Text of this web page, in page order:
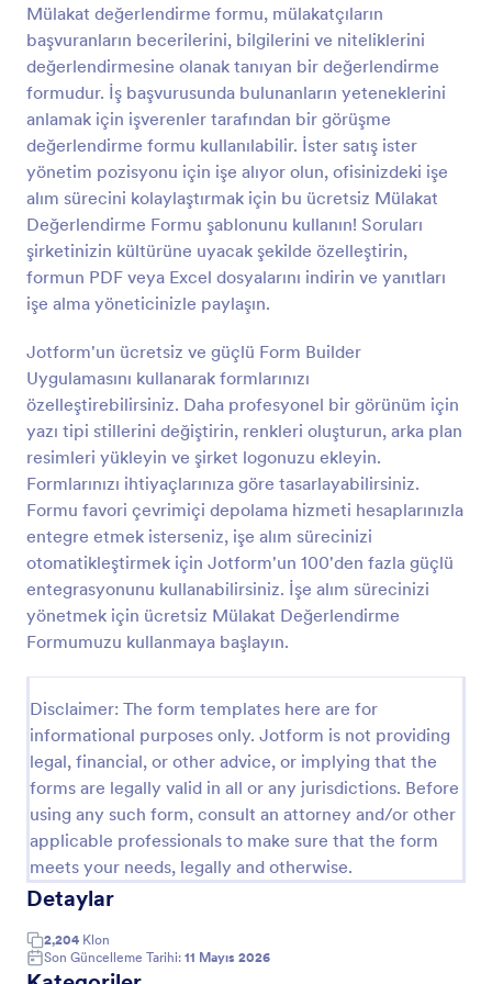
Mülakat değerlendirme formu, mülakatçıların
başvuranların becerilerini, bilgilerini ve niteliklerini
değerlendirmesine olanak tanıyan bir değerlendirme
formudur. İş başvurusunda bulunanların yeteneklerini
anlamak için işverenler tarafından bir görüşme
değerlendirme formu kullanılabilir. İster satış ister
yönetim pozisyonu için işe alıyor olun, ofisinizdeki işe
alım sürecini kolaylaştırmak için bu ücretsiz Mülakat
Değerlendirme Formu şablonunu kullanın! Soruları
şirketinizin kültürüne uyacak şekilde özelleştirin,
formun PDF veya Excel dosyalarını indirin ve yanıtları
işe alma yöneticinizle paylaşın.
Jotform'un ücretsiz ve güçlü Form Builder
Uygulamasını kullanarak formlarınızı
özelleştirebilirsiniz. Daha profesyonel bir görünüm için
yazı tipi stillerini değiştirin, renkleri oluşturun, arka plan
resimleri yükleyin ve şirket logonuzu ekleyin.
Formlarınızı ihtiyaçlarınıza göre tasarlayabilirsiniz.
Formu favori çevrimiçi depolama hizmeti hesaplarınızla
entegre etmek isterseniz, işe alım sürecinizi
otomatikleştirmek için Jotform'un 100'den fazla güçlü
entegrasyonunu kullanabilirsiniz. İşe alım sürecinizi
yönetmek için ücretsiz Mülakat Değerlendirme
Formumuzu kullanmaya başlayın.
Disclaimer: The form templates here are for
informational purposes only. Jotform is not providing
legal, financial, or other advice, or implying that the
forms are legally valid in all or any jurisdictions. Before
using any such form, consult an attorney and/or other
applicable professionals to make sure that the form
meets your needs, legally and otherwise.
Detaylar
2,204 Klon
Son Güncelleme Tarihi: 11 Mayıs 2026
Önizleme
Başvuru Formu
Birincikat İnternet Teknolojileri
Go to Category:
İş Başvuru Formları
Şablon Kullan
Önizleme